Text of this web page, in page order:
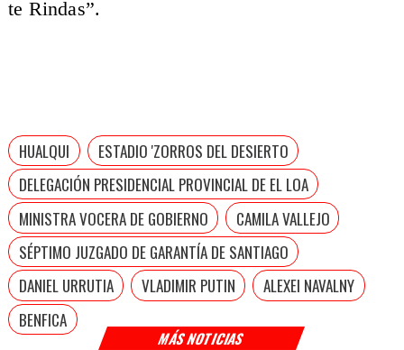
MÁS NOTICIAS
te Rindas”.
HUALQUI
ESTADIO 'ZORROS DEL DESIERTO
DELEGACIÓN PRESIDENCIAL PROVINCIAL DE EL LOA
MINISTRA VOCERA DE GOBIERNO
CAMILA VALLEJO
SÉPTIMO JUZGADO DE GARANTÍA DE SANTIAGO
DANIEL URRUTIA
VLADIMIR PUTIN
ALEXEI NAVALNY
BENFICA